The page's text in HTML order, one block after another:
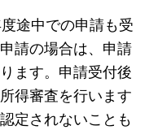
途中での申請も受
請の場合は、申請
ます。申請受付後
得審査を行います
定されないことも